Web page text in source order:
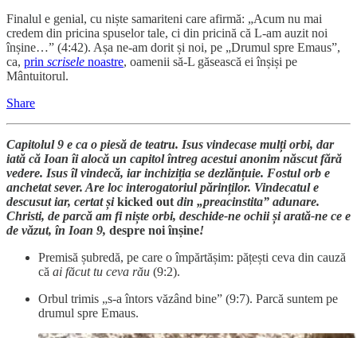
Finalul e genial, cu niște samariteni care afirmă: „Acum nu mai
credem din pricina spuselor tale, ci din pricină că L-am auzit noi
înșine…” (4:42). Așa ne-am dorit și noi, pe „Drumul spre Emaus”,
ca, prin scrisele noastre, oamenii să-L găsească ei înșiși pe
Mântuitorul.
Share
Capitolul 9 e ca o piesă de teatru. Isus vindecase mulți orbi, dar
iată că Ioan îi alocă un capitol întreg acestui anonim născut fără
vedere. Isus îl vindecă, iar inchiziția se dezlănțuie. Fostul orb e
anchetat sever. Are loc interogatoriul părinților. Vindecatul e
descusut iar, certat șikicked out din „preacinstita” adunare.
Christi, de parcă am fi niște orbi, deschide-ne ochii și arată-ne ce e
de văzut, în Ioan 9, despre noi înșine!
Premisă șubredă, pe care o împărtășim: pățești ceva din cauză
că ai făcut tu ceva rău (9:2).
Orbul trimis „s-a întors văzând bine” (9:7). Parcă suntem pe
drumul spre Emaus.